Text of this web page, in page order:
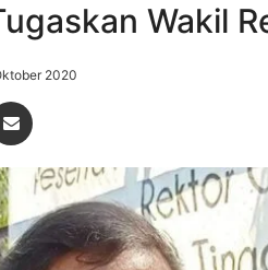
Wakil
2020